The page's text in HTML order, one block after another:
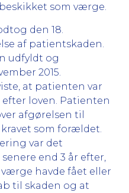
som værge.
den 18.
af patientskaden.
udfyldt og
2015.
at patienten var
loven. Patienten
afgørelsen til
som forældet.
var det
end 3 år efter,
havde fået eller
til skaden og at